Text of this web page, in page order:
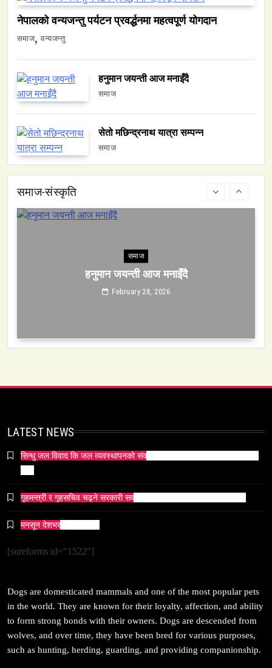
नेपालको वन्यजन्तु पर्यटन प्रवर्द्धनमा महत्वपूर्ण योगदान
समाज वन्यजन्तु
हनुमान जयन्ती आज मनाइँदै
समाज
सेतो मछिन्द्रनाथ यात्रा सम्पन्न
समाज
समाज-संस्कृति
नेपालको वन्यजन्तु पर्यटन प्रवर्द्धनमा महत्वपूर्ण योगदान
हनुमान जयन्ती आज मनाइँदै
समाज
सेतो मछिन्द्रनाथ यात्रा सम्पन्न
February 28, 2026
February 28, 2026
सम्पदा
जनकपुर सहित तराई मधेसका विभिन्न स्थानहरूमा पर्व छठ
संस्कृति
LATEST NEWS
सिन्धु जल विवाद कि जल व्यवस्थापनको संकट? पाकिस्तानको पानी संकटको भित्री
गृहमन्त्री र गृहसचिव चढ्ने सरकारी सवारीसाधनबाट समेत कालो सिसा हटाइयो
मनसून देशभर प्रवेश गर्दै ।
[sureforms id="1522"]
Dogs are domesticated mammals and one of the most popular pets
in the world. They are known for their loyalty, affection, and ability
to form strong bonds with their owners. Dogs are descended from
wolves, and over time, they have been bred for various purposes,
such as hunting, herding, guarding, and providing companionship.